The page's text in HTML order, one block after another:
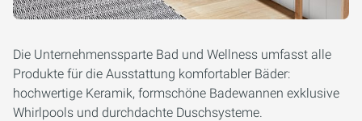
Die Unternehmenssparte Bad und Wellness umfasst alle
Produkte für die Ausstattung komfortabler Bäder:
hochwertige Keramik, formschöne Badewannen exklusive
Whirlpools und durchdachte Duschsysteme.